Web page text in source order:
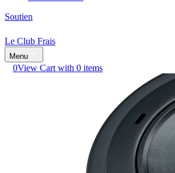
Soutien
Le Club Frais
Menu
0View Cart with 0 items